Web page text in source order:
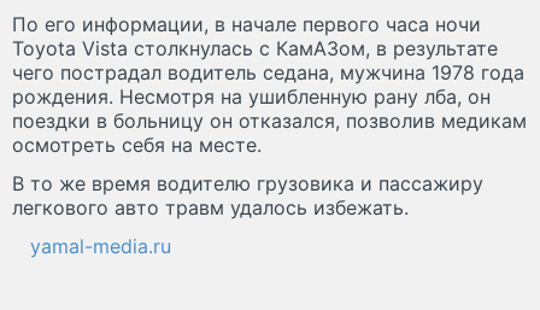
По его информации, в начале первого часа ночи
Toyota Vista столкнулась с КамАЗом, в результате
чего пострадал водитель седана, мужчина 1978 года
рождения. Несмотря на ушибленную рану лба, он
поездки в больницу он отказался, позволив медикам
осмотреть себя на месте.
В то же время водителю грузовика и пассажиру
легкового авто травм удалось избежать.
yamal-media.ru